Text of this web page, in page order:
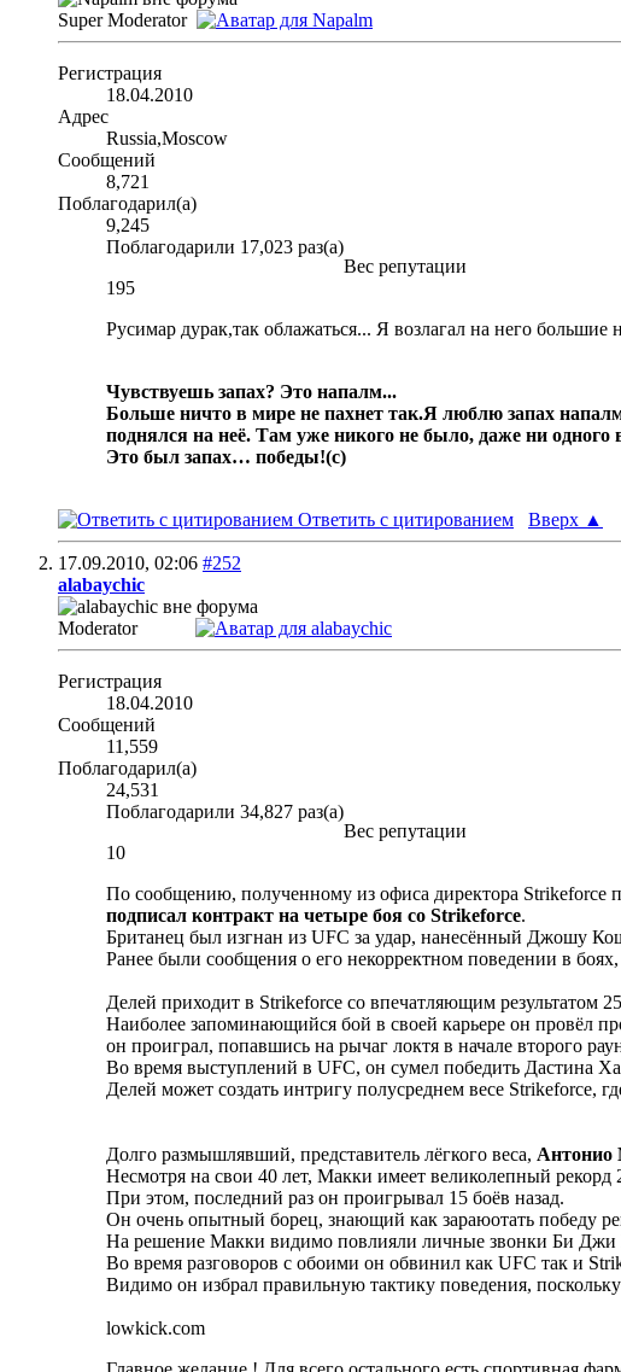
Super Moderator
Регистрация
18.04.2010
Адрес
Russia,Moscow
Сообщений
8,721
Поблагодарил(а)
9,245
Поблагодарили 17,023 раз(а)
Вес репутации
195
Русимар дурак,так облажаться... Я возлагал на него
Чувствуешь запах? Это напалм...
Больше ничто в мире не пахнет так.Я люблю запах
поднялся на неё. Там уже никого не было, даже ни одного
Это был запах… победы!(с)
Ответить с цитированием Вверх ▲
17.09.2010, 02:06 #252
alabaychic
Moderator
Регистрация
18.04.2010
Сообщений
11,559
Поблагодарил(а)
24,531
Поблагодарили 34,827 раз(а)
Вес репутации
10
По сообщению, полученному из офиса директора
подписал контракт на четыре боя со Strikeforce.
Британец был изгнан из UFC за удар, нанесённый Джошу
Ранее были сообщения о его некорректном поведении в
Делей приходит в Strikeforce со впечатляющим результатом
Наиболее запоминающийся бой в своей карьере он провёл
он проиграл, попавшись на рычаг локтя в начале второго
Во время выступлений в UFC, он сумел победить Дастина
Делей может создать интригу полусреднем весе Strikeforce,
Долго размышлявший, представитель лёгкого веса, Антонио
Несмотря на свои 40 лет, Макки имеет великолепный рекорд
При этом, последний раз он проигрывал 15 боёв назад.
Он очень опытный борец, знающий как зараюотать победу
На решение Макки видимо повлияли личные звонки Би
Во время разговоров с обоими он обвинил как UFC так и
Видимо он избрал правильную тактику поведения,
lowkick.com